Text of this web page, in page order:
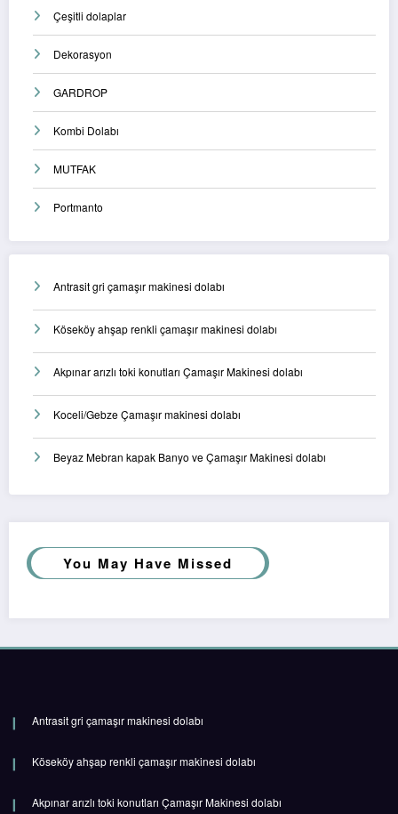
Çeşitli dolaplar
Dekorasyon
GARDROP
Kombi Dolabı
MUTFAK
Portmanto
Antrasit gri çamaşır makinesi dolabı
Köseköy ahşap renkli çamaşır makinesi dolabı
Akpınar arızlı toki konutları Çamaşır Makinesi dolabı
Koceli/Gebze Çamaşır makinesi dolabı
Beyaz Mebran kapak Banyo ve Çamaşır Makinesi dolabı
You May Have Missed
Antrasit gri çamaşır makinesi dolabı
Köseköy ahşap renkli çamaşır makinesi dolabı
Akpınar arızlı toki konutları Çamaşır Makinesi dolabı